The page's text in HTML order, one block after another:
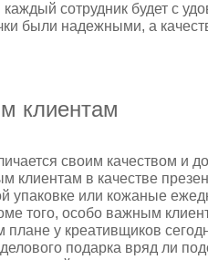
сотрудник будет с
были надежными, а
клиентам
своим качеством и
в качестве
упаковке или кожаные
того, особо важным
у креативщиков
подарка вряд ли